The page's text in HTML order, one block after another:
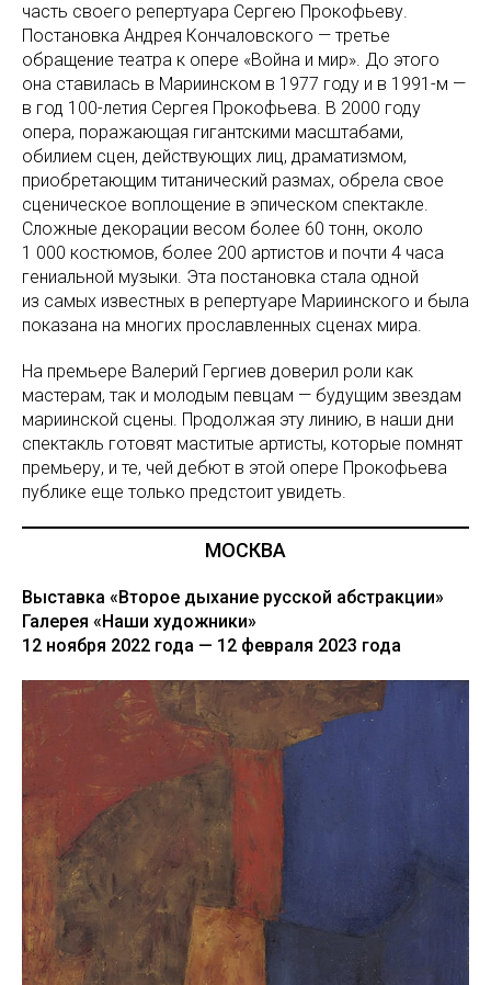
часть своего репертуара Сергею Прокофьеву.
Постановка Андрея Кончаловского — третье
обращение театра к опере «Война и мир». До этого
она ставилась в Мариинском в 1977 году и в 1991-м —
в год 100-летия Сергея Прокофьева. В 2000 году
опера, поражающая гигантскими масштабами,
обилием сцен, действующих лиц, драматизмом,
приобретающим титанический размах, обрела свое
сценическое воплощение в эпическом спектакле.
Сложные декорации весом более 60 тонн, около
1 000 костюмов, более 200 артистов и почти 4 часа
гениальной музыки. Эта постановка стала одной
из самых известных в репертуаре Мариинского и была
показана на многих прославленных сценах мира.
На премьере Валерий Гергиев доверил роли как
мастерам, так и молодым певцам — будущим звездам
мариинской сцены. Продолжая эту линию, в наши дни
спектакль готовят маститые артисты, которые помнят
премьеру, и те, чей дебют в этой опере Прокофьева
публике еще только предстоит увидеть.
МОСКВА
Выставка «Второе дыхание русской абстракции»
Галерея «Наши художники»
12 ноября 2022 года — 12 февраля 2023 года